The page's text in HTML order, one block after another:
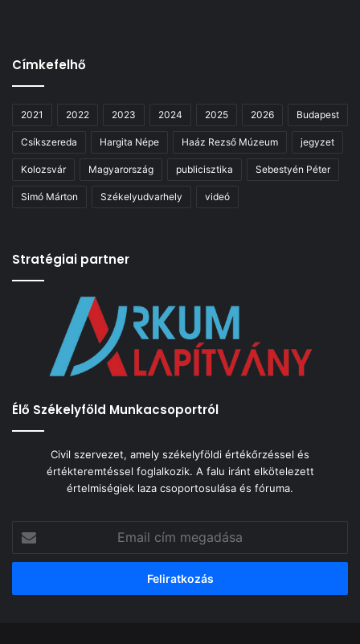
Címkefelhő
2021 2022 2023 2024 2025 2026 Budapest
Csíkszereda Hargita Népe Haáz Rezső Múzeum jegyzet
Kolozsvár Magyarország publicisztika Sebestyén Péter
Simó Márton Székelyudvarhely videó
Stratégiai partner
Élő Székelyföld Munkacsoportról
Civil szervezet, amely székelyföldi értékőrzéssel és
értékteremtéssel foglalkozik. A falu iránt elkötelezett
értelmiségiek laza csoportosulása és fóruma.
cím
megadása